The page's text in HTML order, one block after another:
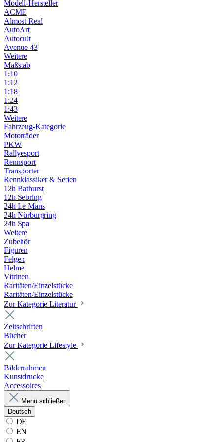
Modell-Hersteller
ACME
Almost Real
AutoArt
Autocult
Avenue 43
Weitere
Maßstab
1:10
1:12
1:18
1:24
1:43
Weitere
Fahrzeug-Kategorie
Motorräder
PKW
Rallyesport
Rennsport
Transporter
Rennklassiker & Serien
12h Bathurst
12h Sebring
24h Le Mans
24h Nürburgring
24h Spa
Weitere
Zubehör
Figuren
Felgen
Helme
Vitrinen
Raritäten/Einzelstücke
Raritäten/Einzelstücke
Zur Kategorie Literatur
Zeitschriften
Bücher
Zur Kategorie Lifestyle
Bilderrahmen
Kunstdrucke
Accessoires
Menü schließen
Deutsch
DE
EN